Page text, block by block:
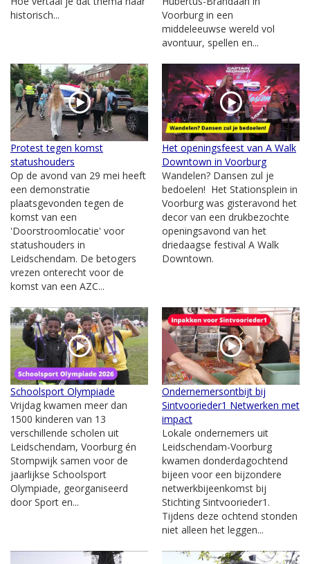
historisch...
Voorburg in een
middeleeuwse wereld vol
avontuur, spellen en...
Protest tegen komst
statushouders
Op de avond van 29 mei heeft
een demonstratie
plaatsgevonden tegen de
komst van een
'Doorstroomlocatie' voor
statushouders in
Leidschendam. De betogers
vrezen onterecht voor de
komst van een AZC...
Het openingsfeest van A Walk
Downtown in Voorburg
Wandelen? Dansen zul je
bedoelen! Het Stationsplein in
Voorburg was gisteravond het
decor van een drukbezochte
openingsavond van het
driedaagse festival A Walk
Downtown.
Schoolsport Olympiade
Vrijdag kwamen meer dan
1500 kinderen van 13
verschillende scholen uit
Leidschendam, Voorburg én
Stompwijk samen voor de
jaarlijkse Schoolsport
Olympiade, georganiseerd
door Sport en...
Ondernemersontbijt bij
Sintvoorieder1 Netwerken met
impact
Lokale ondernemers uit
Leidschendam-Voorburg
kwamen donderdagochtend
bijeen voor een bijzondere
netwerkbijeenkomst bij
Stichting Sintvoorieder1.
Tijdens deze ochtend stonden
niet alleen het leggen...